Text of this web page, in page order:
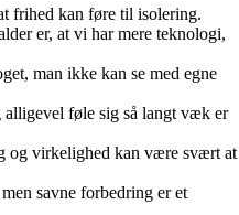
frihed kan føre til isolering.
er, at vi har mere teknologi,
man ikke kan se med egne
føle sig så langt væk er
og virkelighed kan være svært at
savne forbedring er et